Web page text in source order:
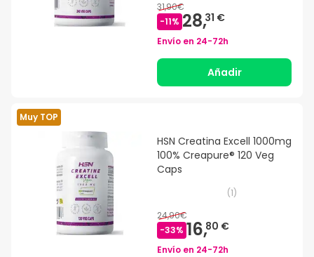
31,90€
-11% 28,31 €
Envío en 24-72h
Añadir
Muy TOP
HSN Creatina Excell 1000mg
100% Creapure® 120 Veg
Caps
(1)
24,90€
-33% 16,80 €
Envío en 24-72h